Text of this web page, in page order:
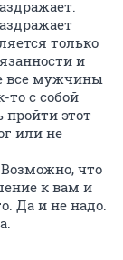
только
и
все мужчины
то с собой
этот
или не
что
к вам и
Да и не надо.